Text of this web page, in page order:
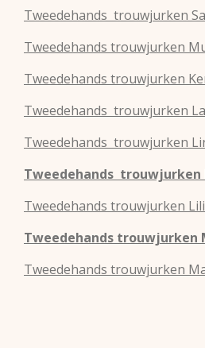
Tweedehands trouwjurken
Tweedehands trouwjurken
Tweedehands trouwjurken
Tweedehands trouwjurken
Tweedehands trouwjurken
Tweedehands trouwjurken
Tweedehands trouwjurken
Tweedehands trouwjurken
Tweedehands trouwjurken